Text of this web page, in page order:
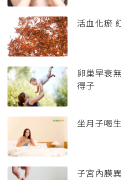
活血化瘀
卵巢早衰無卵受孕
得子
坐月子喝
子宮內膜